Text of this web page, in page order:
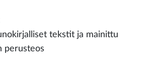
tekstit ja mainittu
perusteos